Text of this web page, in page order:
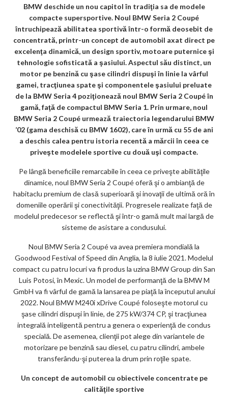
o
o
k
m
ar
ks
BMW deschide un nou capitol în tradiţia sa de modele
compacte supersportive. Noul BMW Seria 2 Coupé
întruchipează abilitatea sportivă într-o formă deosebit de
concentrată, printr-un concept de automobil axat direct pe
excelenţa dinamică, un design sportiv, motoare puternice şi
tehnologie sofisticată a şasiului. Aspectul său distinct, un
motor pe benzină cu şase cilindri dispuşi în linie la vârful
gamei, tracţiunea spate şi componentele şasiului preluate
de la BMW Seria 4 poziţionează noul BMW Seria 2 Coupé în
gamă, faţă de compactul BMW Seria 1. Prin urmare, noul
BMW Seria 2 Coupé urmează traiectoria legendarului BMW
’02 (gama deschisă cu BMW 1602), care în urmă cu 55 de ani
a deschis calea pentru istoria recentă a mărcii în ceea ce
priveşte modelele sportive cu două uşi compacte.
Pe lângă beneficiile remarcabile în ceea ce priveşte abilităţile
dinamice, noul BMW Seria 2 Coupé oferă şi o ambianţă de
habitaclu premium de clasă superioară şi inovaţii de ultimă oră în
domeniile operării şi conectivităţii. Progresele realizate faţă de
modelul predecesor se reflectă şi într-o gamă mult mai largă de
sisteme de asistare a condusului.
Noul BMW Seria 2 Coupé va avea premiera mondială la
Goodwood Festival of Speed din Anglia, la 8 iulie 2021. Modelul
compact cu patru locuri va fi produs la uzina BMW Group din San
Luis Potosi, în Mexic. Un model de performanţă de la BMW M
GmbH va fi vârful de gamă la lansarea pe piaţă la începutul anului
2022. Noul BMW M240i xDrive Coupé foloseşte motorul cu
şase cilindri dispuşi în linie, de 275 kW/374 CP, şi tracţiunea
integrală inteligentă pentru a genera o experienţă de condus
specială. De asemenea, clienţii pot alege din variantele de
motorizare pe benzină sau diesel, cu patru cilindri, ambele
transferându-şi puterea la drum prin roţile spate.
Un concept de automobil cu obiectivele concentrate pe
calităţile sportive